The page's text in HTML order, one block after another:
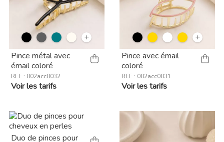
+
Pince métal avec
émail coloré
REF : 002acc0032
Voir les tarifs
+
Pince avec émail
coloré
REF : 002acc0031
Voir les tarifs
Duo de pinces pour